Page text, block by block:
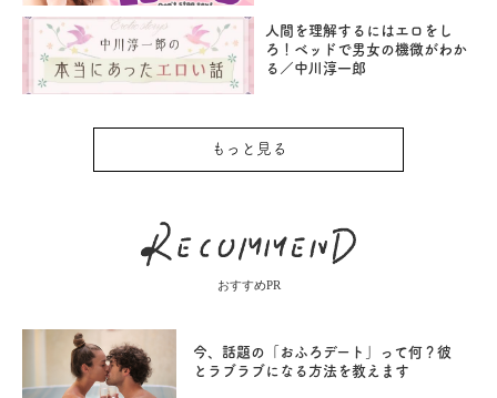
人間を理解するにはエロをし
ろ！ベッドで男女の機微がわか
る／中川淳一郎
もっと見る
おすすめPR
今、話題の「おふろデート」って何？彼
とラブラブになる方法を教えます